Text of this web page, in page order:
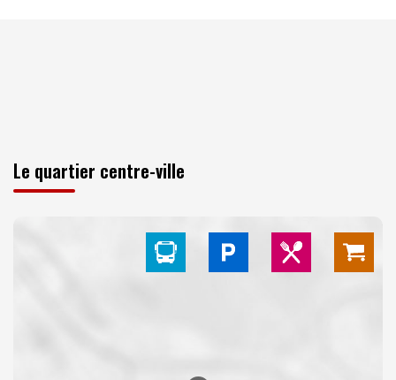
Le quartier centre-ville